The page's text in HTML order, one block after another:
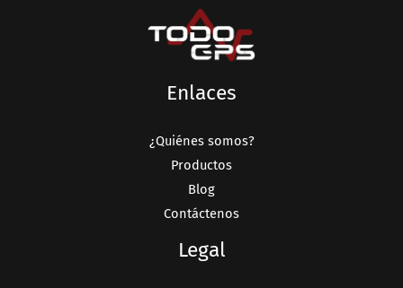
Enlaces
¿Quiénes somos?
Productos
Blog
Contáctenos
Legal